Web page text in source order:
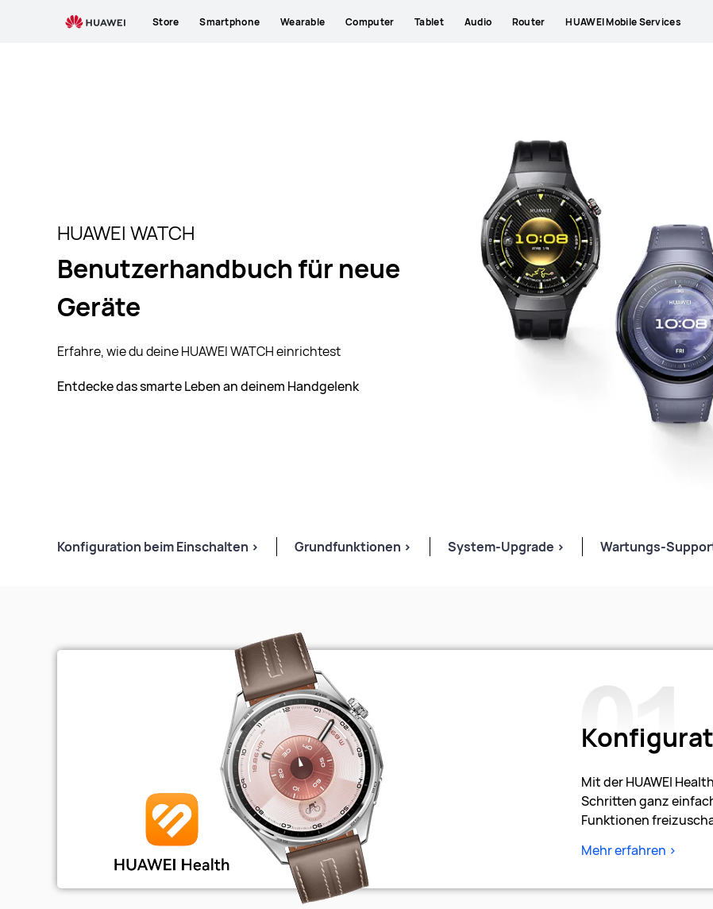
Store Smartphone Wearable Computer Tablet Audio Router HUAWEI Mobile Services
HUAWEI WATCH
Benutzerhandbuch für neue
Geräte
Erfahre, wie du deine HUAWEI WATCH einrichtest
Entdecke das smarte Leben an deinem Handgelenk
Konfiguration beim Einschalten > Grundfunktionen > System-Upgrade > Wartungs-
Mit der HUAWEI
Schritten ganz
Funktionen
Mehr erfahren >